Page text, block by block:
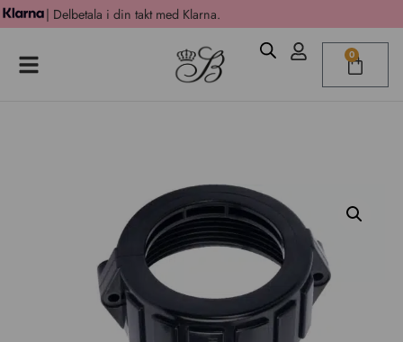
| Delbetala i din takt med Klarna.
0